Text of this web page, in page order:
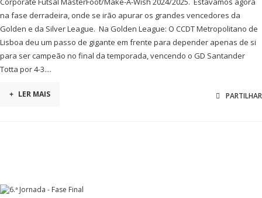
na fase derradeira, onde se irão apurar os grandes vencedores da
Golden e da Silver League. Na Golden League: O CCDT Metropolitano de
Lisboa deu um passo de gigante em frente para depender apenas de si
para ser campeão no final da temporada, vencendo o GD Santander
Totta por 4-3....
+ LER MAIS PARTILHAR